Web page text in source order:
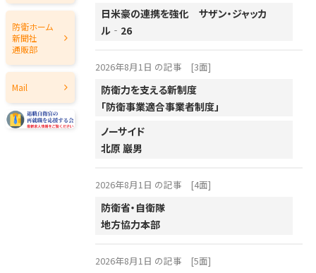
2020年
2019年
2018年
2016年
防衛ホーム
新聞社
通販部
Mail
日米豪の連携を強化 サザン・ジャッカ
ル‐26
2026年8月1日 の記事 [3面]
防衛力を支える新制度
「防衛事業適合事業者制度」
ノーサイド
北原 巖男
2026年8月1日 の記事 [4面]
防衛省・自衛隊
地方協力本部
2026年8月1日 の記事 [5面]